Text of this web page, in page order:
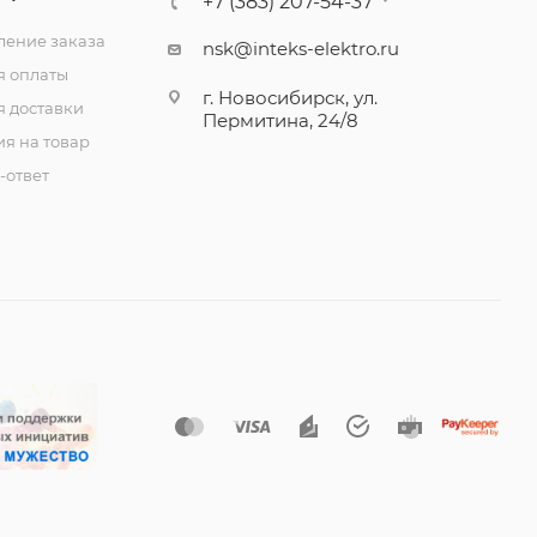
заказа
оплаты
доставки
на товар
nsk@inteks-elektro.ru
г. Новосибирск, ул.
Пермитина, 24/8